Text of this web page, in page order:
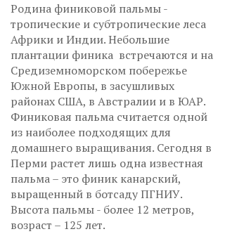
Родина финиковой пальмы -
тропические и субтропические леса
Африки и Индии. Небольшие
плантации финика встречаются и на
Средиземноморском побережье
Южной Европы, в засушливых
районах США, в Австралии и в ЮАР.
Финиковая пальма считается одной
из наиболее подходящих для
домашнего выращивания. Сегодня в
Перми растет лишь одна известная
пальма – это финик канарский,
выращенный в ботсаду ПГНИУ.
Высота пальмы - более 12 метров,
возраст – 125 лет.